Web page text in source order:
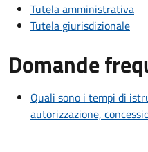
Tutela amministrativa
Tutela giurisdizionale
Domande
Quali sono i tempi di
autorizzazione,